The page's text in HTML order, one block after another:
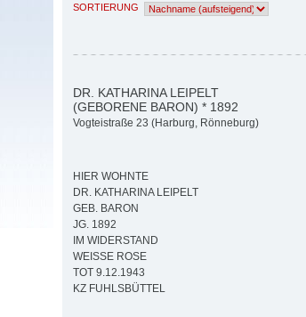
SORTIERUNG
DR. KATHARINA LEIPELT
(GEBORENE BARON) * 1892
Vogteistraße 23 (Harburg, Rönneburg)
HIER WOHNTE
DR. KATHARINA LEIPELT
GEB. BARON
JG. 1892
IM WIDERSTAND
WEISSE ROSE
TOT 9.12.1943
KZ FUHLSBÜTTEL